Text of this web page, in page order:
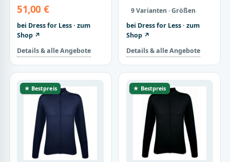
51,00 €
bei Dress for Less · zum
Shop ↗
Details & alle Angebote
9 Varianten · Größen
bei Dress for Less · zum
Shop ↗
Details & alle Angebote
★ Bestpreis ★ Bestpreis